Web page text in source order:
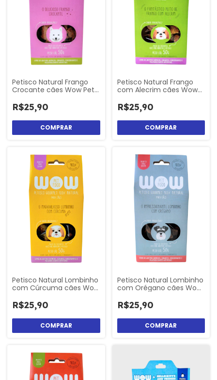
Petisco Natural Frango
Crocante cães Wow Pet
R$25,90
Petisco Natural Frango
com Alecrim cães Wow
R$25,90
Petisco Natural Lombinho
com Cúrcuma cães Wow
R$25,90
Petisco Natural Lombinho
com Orégano cães Wow
R$25,90